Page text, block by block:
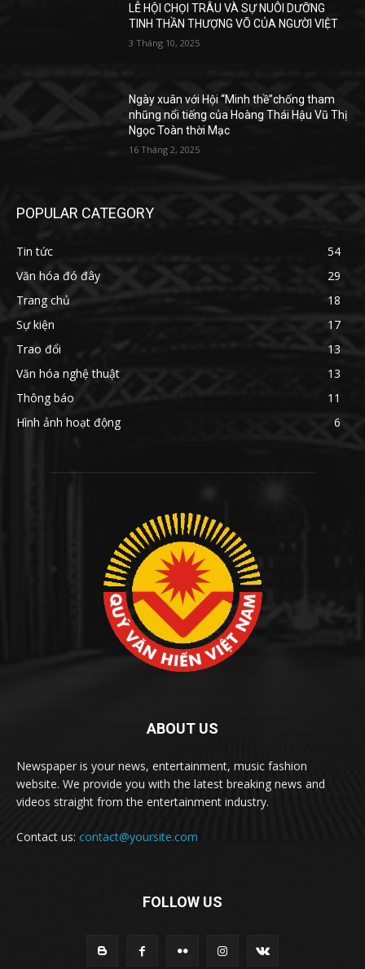
LỄ HỘI CHỌI TRÂU VÀ SỰ NUÔI DƯỠNG
TINH THẦN THƯỢNG VÕ CỦA NGƯỜI VIỆT
3 Tháng 10, 2025
Ngày xuân với Hội “Minh thề”chống tham
nhũng nổi tiếng của Hoàng Thái Hậu Vũ Thị
Ngọc Toàn thời Mạc
16 Tháng 2, 2025
POPULAR CATEGORY
Tin tức
54
Văn hóa đó đây
29
Trang chủ
18
Sự kiện
17
Trao đổi
13
Văn hóa nghệ thuật
13
Thông báo
11
Hình ảnh hoạt động
6
ABOUT US
Newspaper is your news, entertainment, music fashion
website. We provide you with the latest breaking news and
videos straight from the entertainment industry.
Contact us: contact@yoursite.com
FOLLOW US